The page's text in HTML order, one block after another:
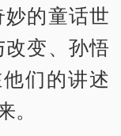
的童话世
变、孙悟
们的讲述